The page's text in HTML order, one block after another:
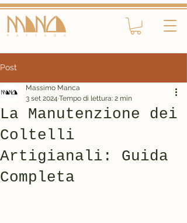
Post
La Manutenzione dei
Coltelli
Artigianali: Guida
Completa
Massimo Manca
3 set 2024 Tempo di lettura: 2 min